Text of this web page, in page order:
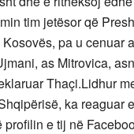
tim jetësor që
pa u cenuar
as Mitrovica,
Thaçi.Lidhur
ka
profilin e tij në